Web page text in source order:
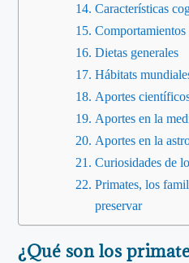
Características
Comportamientos
Dietas generales
Hábitats
Aportes
Aportes en la
Aportes en la
Curiosidades de
Primates, los
preservar
¿Qué son los